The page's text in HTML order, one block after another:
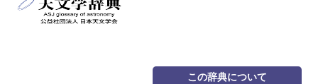
この辞典について